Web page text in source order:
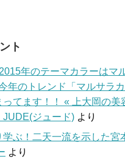
ト
年のテーマカラーはマ
年のトレンド「マルサラ
ってます！！ « 上大岡の美
JUDE(ジュード) より
学ぶ！二天一流を示した宮
より